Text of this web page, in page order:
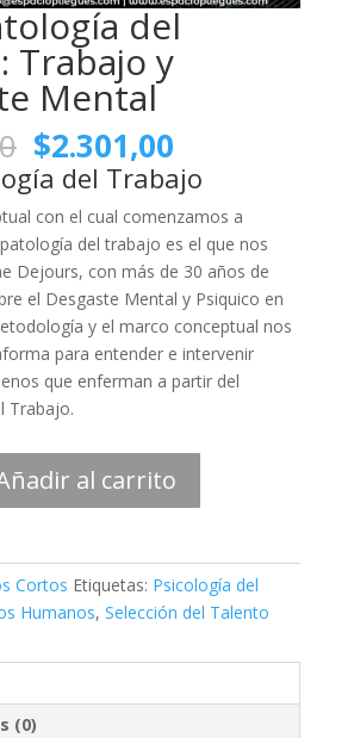
del
Trabajo y
Mental
El
precio
original
era:
$4.563,00.
$2.301,00El
precio
actual
es:
$2.301,00.
del Trabajo
con el cual comenzamos a
del trabajo es el que nos
Dejours, con más de 30 años de
el Desgaste Mental y Psiquico en
y el marco conceptual nos
para entender e intervenir
que enferman a partir del
Trabajo.
al carrito
Cortos Etiquetas: Psicología del
Humanos, Selección del Talento
(0)